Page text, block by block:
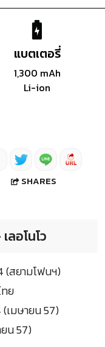
แบตเตอรี่
1,300 mAh
Li-ion
SHARES
อโนโว
(สยามโฟนฯ)
ย
(เมษายน 57)
น 57)